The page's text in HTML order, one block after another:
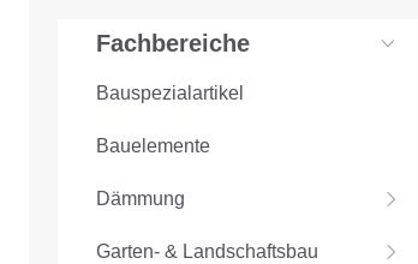
Fachbereiche
Bauspezialartikel
Bauelemente
Dämmung
Garten- & Landschaftsbau